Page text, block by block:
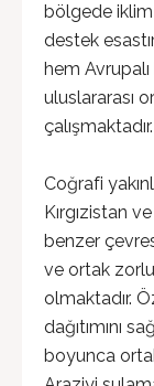
bölgede
destek
hem
uluslararası
çalışmaktadır.
Coğrafi
Kırgızistan
benzer
ve ortak
olmaktadır.
dağıtımını
boyunca